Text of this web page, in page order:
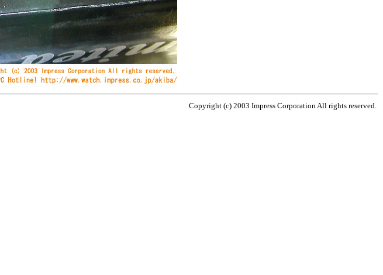
Copyright (c) 2003 Impress Corporation All rights reserved.